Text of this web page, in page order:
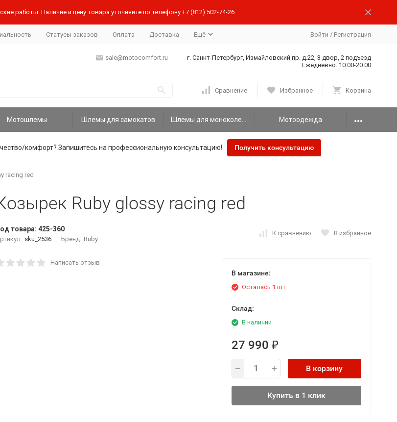
работы. Наличие и цену товара уточняйте по телефону +7 (812) 502-74-26
Статусы заказов Оплата Доставка Ещё Войти / Регистрация
sale@motocomfort.ru
г. Санкт-Петербург, Измайловский пр. д.22, 3 двор, 2 подъезд
Ежедневно: 10:00-20:00
Сравнение Избранное Корзина
Мотошлемы Шлемы для самокатов Мотоодежда
комфорт? Запишитесь на профессиональную консультацию! Получить консультацию
racing red
Ruby glossy racing red
товара: 425-360
sku_2536 Бренд: Ruby
К сравнению В избранное
Написать отзыв
В магазине:
Осталась 1 шт.
Склад:
В наличии
27 990 ₽
В корзину
Купить в 1 клик